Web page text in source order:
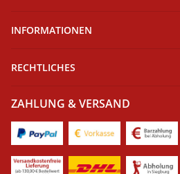
INFORMATIONEN
RECHTLICHES
ZAHLUNG & VERSAND